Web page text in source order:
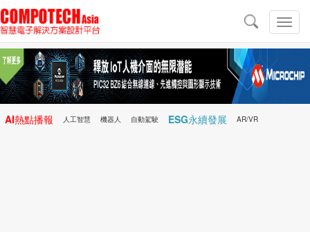
切
換
導
導
航
AI熱點播報 人工智慧 機器人 自動駕駛 ESG永續發展 AR/VR